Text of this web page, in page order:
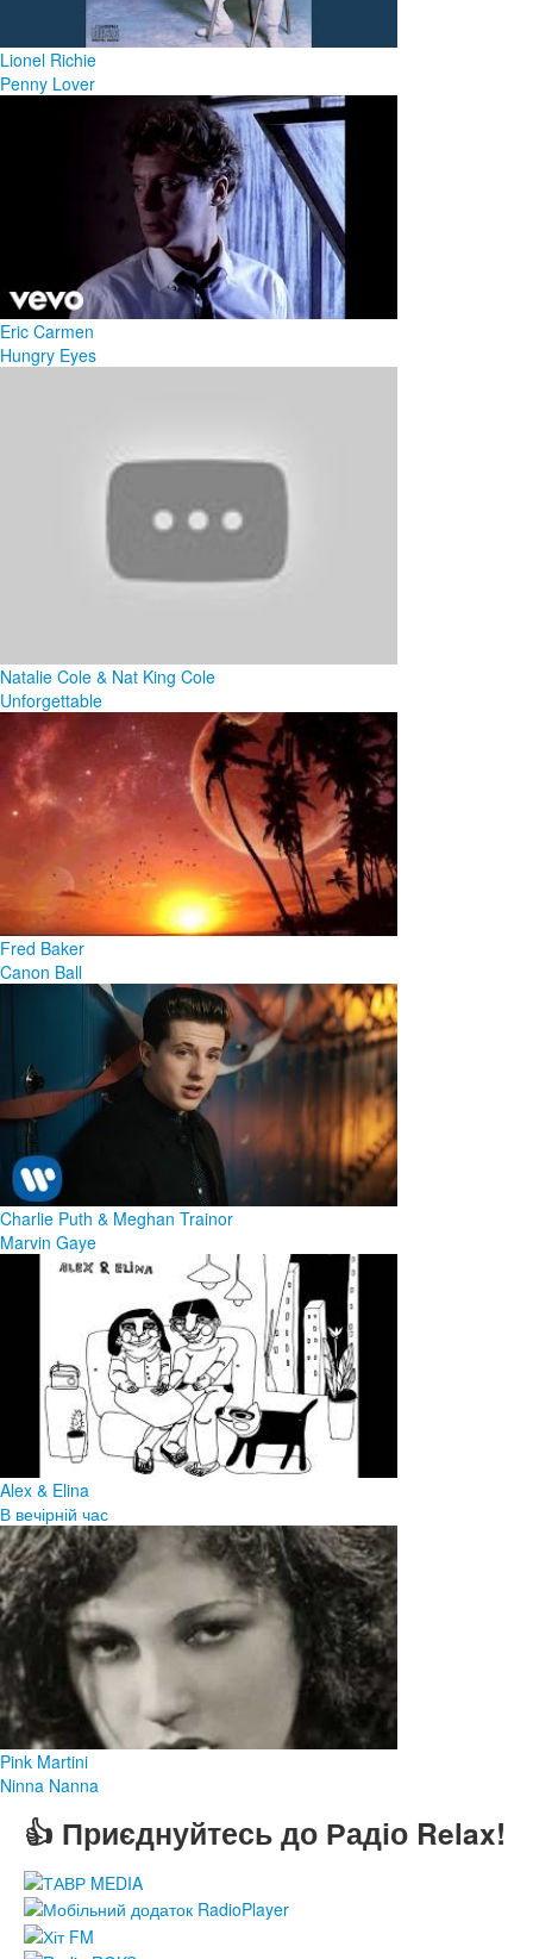
Lionel Richie
Penny Lover
Eric Carmen
Hungry Eyes
Natalie Cole & Nat King Cole
Unforgettable
Fred Baker
Canon Ball
Charlie Puth & Meghan Trainor
Marvin Gaye
Alex & Elina
В вечірній час
Pink Martini
Ninna Nanna
👍 Приєднуйтесь до Радіо Relax!